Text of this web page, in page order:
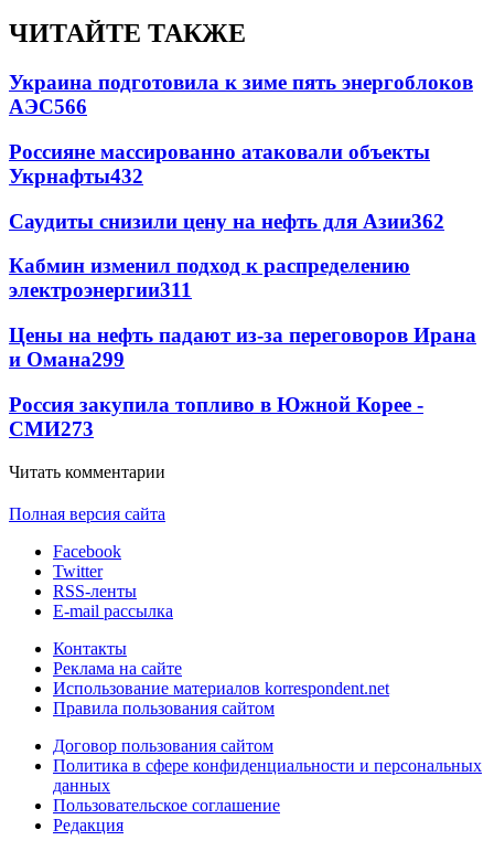
ЧИТАЙТЕ ТАКЖЕ
Украина подготовила к зиме пять энергоблоков
АЭС566
Россияне массированно атаковали объекты
Укрнафты432
Саудиты снизили цену на нефть для Азии362
Кабмин изменил подход к распределению
электроэнергии311
Цены на нефть падают из-за переговоров Ирана
и Омана299
Россия закупила топливо в Южной Корее -
СМИ273
Читать комментарии
Полная версия сайта
Facebook
Twitter
RSS-ленты
E-mail рассылка
Контакты
Реклама на сайте
Использование материалов korrespondent.net
Правила пользования сайтом
Договор пользования сайтом
Политика в сфере конфиденциальности и персональных
данных
Пользовательское соглашение
Редакция